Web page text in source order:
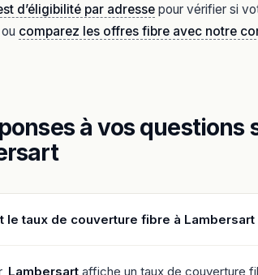
d’éligibilité par adresse pour vérifier si
comparez les offres fibre avec notre
à vos questions
le taux de couverture fibre à Lambersart
Lambersart affiche un taux de couverture